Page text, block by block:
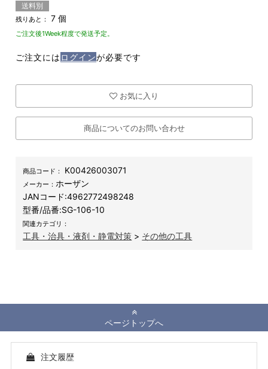
送料別
残りあと： 7 個
ご注文後1Week程度で発送予定。
ご注文には ログインが必要です
お気に入り
商品についてのお問い合わせ
商品コード： K00426003071
メーカー： ホーザン
JANコード:4962772498248
型番/品番:SG-106-10
関連カテゴリ：
工具・治具・液剤・静電対策 > その他の工具
ページトップへ
注文履歴